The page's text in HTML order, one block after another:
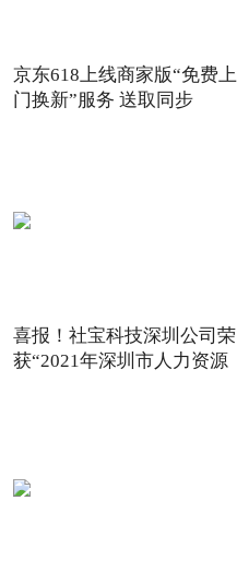
京东618上线商家版“免费上
门换新”服务 送取同步
喜报！社宝科技深圳公司荣
获“2021年深圳市人力资源